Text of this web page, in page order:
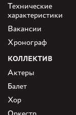
Технические
характеристики
Вакансии
Хронограф
КОЛЛЕКТИВ
Актеры
Балет
Хор
Оркестр